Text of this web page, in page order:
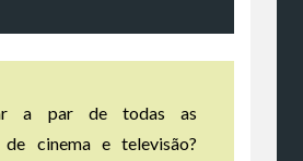
a par de todas as
de cinema e televisão?